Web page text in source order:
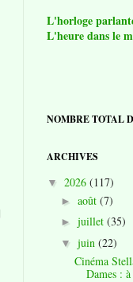
L'horloge
L'heure dans le
NOMBRE TOTAL
ARCHIVES
▼ 2026 (117)
► août (7)
► juillet (35)
▼ juin (22)
Cinéma
Dames :